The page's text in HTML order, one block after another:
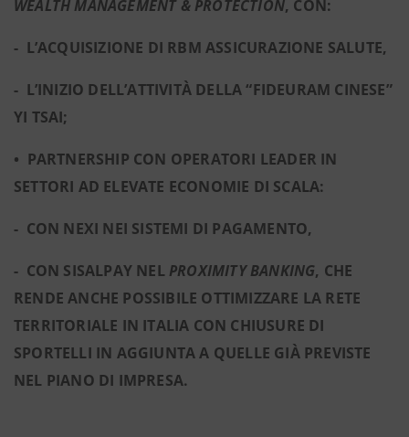
WEALTH MANAGEMENT & PROTECTION, CON:
- L’ACQUISIZIONE DI RBM ASSICURAZIONE SALUTE,
- L’INIZIO DELL’ATTIVITÀ DELLA “FIDEURAM CINESE”
YI TSAI;
• PARTNERSHIP CON OPERATORI LEADER IN
SETTORI AD ELEVATE ECONOMIE DI SCALA:
- CON NEXI NEI SISTEMI DI PAGAMENTO,
- CON SISALPAY NEL PROXIMITY BANKING, CHE
RENDE ANCHE POSSIBILE OTTIMIZZARE LA RETE
TERRITORIALE IN ITALIA CON CHIUSURE DI
SPORTELLI IN AGGIUNTA A QUELLE GIÀ PREVISTE
NEL PIANO DI IMPRESA.